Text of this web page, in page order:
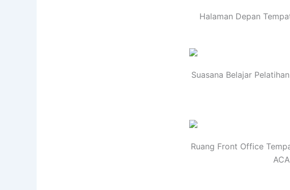
Halaman Depan
Suasana Belajar
Ruang Front Office